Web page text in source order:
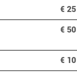
€ 25
€ 50
€ 10